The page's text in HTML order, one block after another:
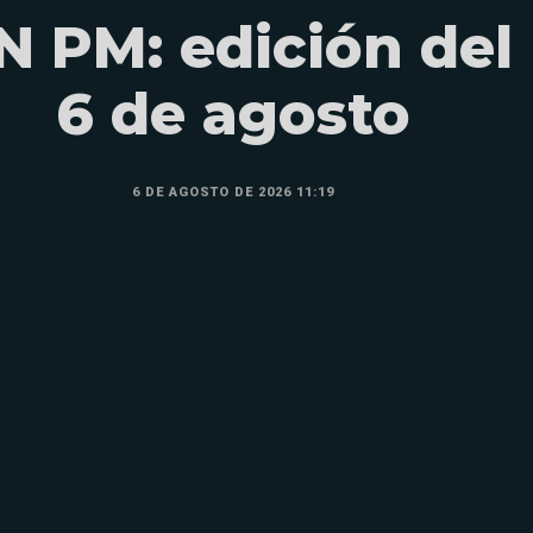
PM: edición del
6 de agosto
6 DE AGOSTO DE 2026 11:19